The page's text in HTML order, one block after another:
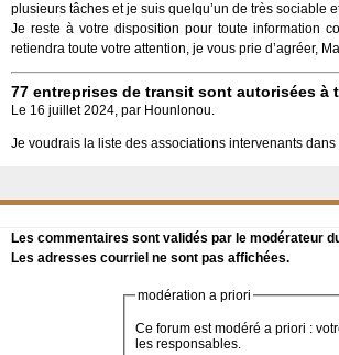
plusieurs tâches et je suis quelqu’un de très sociable
Je reste à votre disposition pour toute information
retiendra toute votre attention, je vous prie d’agréer,
77 entreprises de transit sont autorisées
Le 16 juillet 2024, par Hounlonou.
Je voudrais la liste des associations intervenants
Les commentaires sont validés par le modérateur
Les adresses courriel ne sont pas affichées.
modération a priori
Ce forum est modéré a priori :
les responsables.